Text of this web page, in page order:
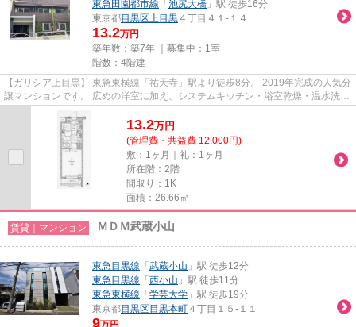
東急田園都市線 「 池尻大橋 」駅 徒歩16分
東京都目黒区上目黒 ４丁目４１-１４
13.2万円
築年数：築7年 ｜募集中： 1室
階数：4階建
【ガリシア上目黒】 東急東横線「祐天寺」駅より徒歩8分。 2019年完成の人気分
譲マンションです。 広めの洋室に加え、システムキッチン・浴室乾燥・温水洗浄
便座など充実の設備。 オー...
13.2万円
(管理費・共益費 12,000円)
敷：1ヶ月｜礼：1ヶ月
所在階：2階
間取り：1K
面積：26.66㎡
賃貸｜マンション ＭＤＭ武蔵小山
東急目黒線 「 武蔵小山 」駅 徒歩12分
東急目黒線 「 西小山 」駅 徒歩11分
東急東横線 「 学芸大学 」駅 徒歩19分
東京都目黒区 目黒本町 ４丁目１５-１１
9万円